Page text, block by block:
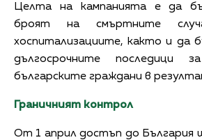
Целта на кампанията е да
броят на смъртните
хоспитализациите, както и да
дългосрочните последици
българските граждани в
Граничният контрол
От 1 април достъп до България